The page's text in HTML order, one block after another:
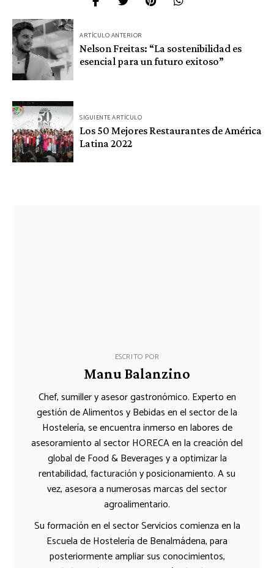
Navegación
de
entradas
ARTÍCULO ANTERIOR
Nelson Freitas: “La sostenibilidad es
esencial para un futuro exitoso”
SIGUIENTE ARTÍCULO
Los 50 Mejores Restaurantes de América
Latina 2022
ESCRITO POR
Manu Balanzino
Chef, sumiller y asesor gastronómico. Experto en
gestión de Alimentos y Bebidas en el sector de la
Hostelería, se encuentra inmerso en labores de
asesoramiento al sector HORECA en la creación del
global de Food & Beverages y a optimizar la
rentabilidad, facturación y posicionamiento. A su
vez, asesora a numerosas marcas del sector
agroalimentario.
Su formación en el sector Servicios comienza en la
Escuela de Hostelería de Benalmádena, para
posteriormente ampliar sus conocimientos,